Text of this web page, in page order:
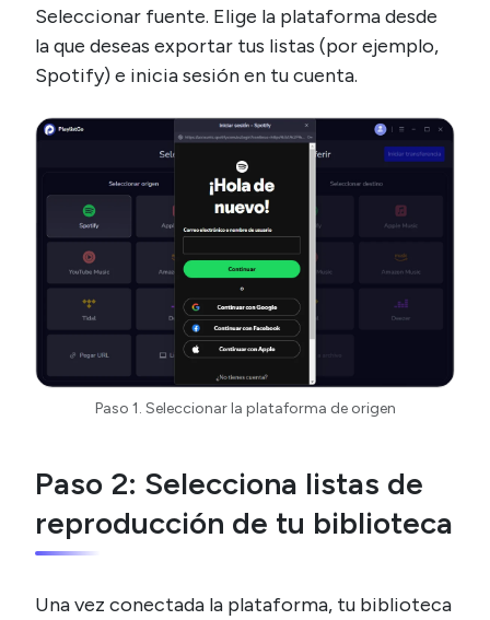
Seleccionar fuente. Elige la plataforma desde
la que deseas exportar tus listas (por ejemplo,
Spotify) e inicia sesión en tu cuenta.
Paso 1. Seleccionar la plataforma de origen
Paso 2: Selecciona listas de
reproducción de tu biblioteca
Una vez conectada la plataforma, tu biblioteca